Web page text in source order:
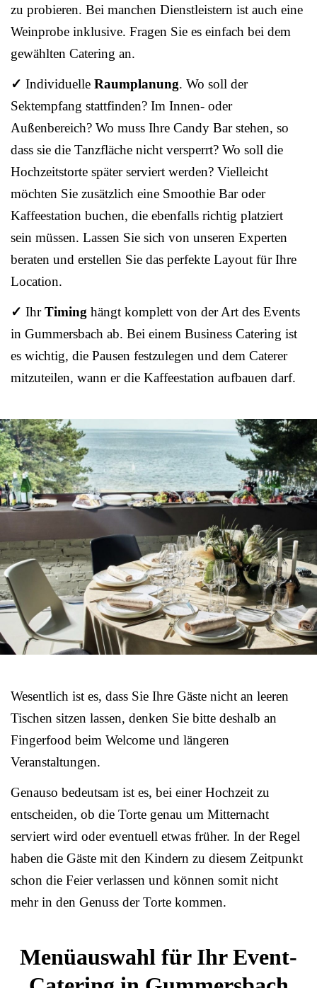
zu probieren. Bei manchen Dienstleistern ist auch eine
Weinprobe inklusive. Fragen Sie es einfach bei dem
gewählten Catering an.
✓ Individuelle Raumplanung. Wo soll der
Sektempfang stattfinden? Im Innen- oder
Außenbereich? Wo muss Ihre Candy Bar stehen, so
dass sie die Tanzfläche nicht versperrt? Wo soll die
Hochzeitstorte später serviert werden? Vielleicht
möchten Sie zusätzlich eine Smoothie Bar oder
Kaffeestation buchen, die ebenfalls richtig platziert
sein müssen. Lassen Sie sich von unseren Experten
beraten und erstellen Sie das perfekte Layout für Ihre
Location.
✓ IhrTiming hängt komplett von der Art des Events
in Gummersbach ab. Bei einem Business Catering ist
es wichtig, die Pausen festzulegen und dem Caterer
mitzuteilen, wann er die Kaffeestation aufbauen darf.
Wesentlich ist es, dass Sie Ihre Gäste nicht an leeren
Tischen sitzen lassen, denken Sie bitte deshalb an
Fingerfood beim Welcome und längeren
Veranstaltungen.
Genauso bedeutsam ist es, bei einer Hochzeit zu
entscheiden, ob die Torte genau um Mitternacht
serviert wird oder eventuell etwas früher. In der Regel
haben die Gäste mit den Kindern zu diesem Zeitpunkt
schon die Feier verlassen und können somit nicht
mehr in den Genuss der Torte kommen.
Menüauswahl für Ihr Event-